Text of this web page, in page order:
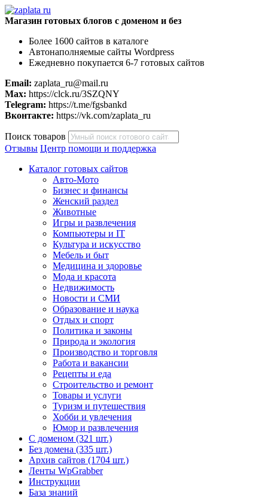
Магазин готовых блогов с доменом и без
Более 1600 сайтов в каталоге
Автонаполняемые сайты Wordpress
Ежедневно покупается 6-7 готовых сайтов
Email: zaplata_ru@mail.ru
Max: https://clck.ru/3SZQNY
Telegram: https://t.me/fgsbankd
Вконтакте: https://vk.com/zaplata_ru
Поиск товаров
Отзывы Центр помощи и поддержка
Каталог готовых сайтов
Авто-Мото
Бизнес и финансы
Женский раздел
Животные
Игры и развлечения
Компьютеры и IT
Культура и искусство
Мебель и быт
Медицина и здоровье
Мода и красота
Недвижимость
Новости и СМИ
Образование и наука
Отдых и спорт
Политика и законы
Природа и экология
Производство и торговля
Работа и вакансии
Рецепты и еда
Строительство и ремонт
Товары и услуги
Туризм и путешествия
Хобби и увлечения
Юмор и развлечения
С доменом (321 шт.)
Без домена (335 шт.)
Архив сайтов (1704 шт.)
Ленты WpGrabber
Инструкции
База знаний